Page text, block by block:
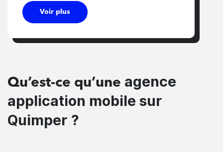
Voir plus
Qu’est-ce qu’une agence
application mobile sur
Quimper ?